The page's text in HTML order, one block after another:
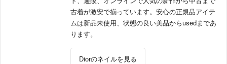
古着が激安で揃っています。安心の正規品アイテ
ムは新品未使用、状態の良い美品からusedまであ
ります。
Diorのネイルを見る